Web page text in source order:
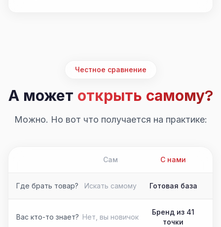
Честное сравнение
А может открыть самому?
Можно. Но вот что получается на практике:
Сам С нами
Где брать товар? Искать самому Готовая база
Вас кто-то знает? Нет, вы новичок
Бренд из 41
точки